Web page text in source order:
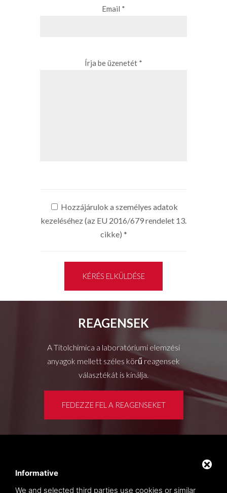
Email *
Írja be üzenetét *
Hozzájárulok a személyes adatok
kezeléséhez (az EU 2016/679 rendelet 13.
cikke) *
KÉRÉS ELKÜLDÉSE
REAGENSEK
A Titolchimica a laboratóriumi elemzési
anyagok mellett széles körű reagensek
választékát is kínálja.
FEDEZZE FEL A REAGENSEKET
Informative
We and selected third parties use cookies or similar
Privacy policy